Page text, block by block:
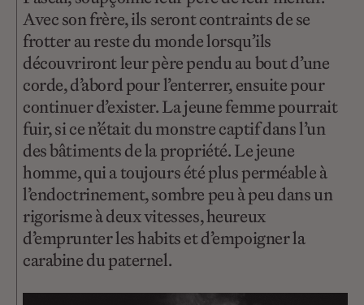
Avec son frère, ils seront contraints de se
frotter au reste du monde lorsqu’ils
découvriront leur père pendu au bout d’une
corde, d’abord pour l’enterrer, ensuite pour
continuer d’exister. La jeune femme pourrait
fuir, si ce n’était du monstre captif dans l’un
des bâtiments de la propriété. Le jeune
homme, qui a toujours été plus perméable à
l’endoctrinement, sombre peu à peu dans un
rigorisme à deux vitesses, heureux
d’emprunter les habits et d’empoigner la
carabine du paternel.